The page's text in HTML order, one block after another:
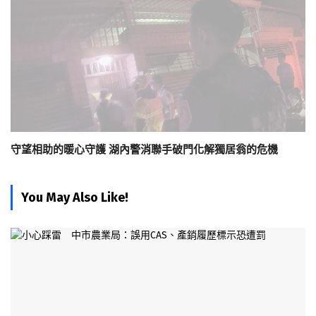
守望相助的暖心守護 湖內警消聯手破門化解獨居翁的危機
You May Also Like!